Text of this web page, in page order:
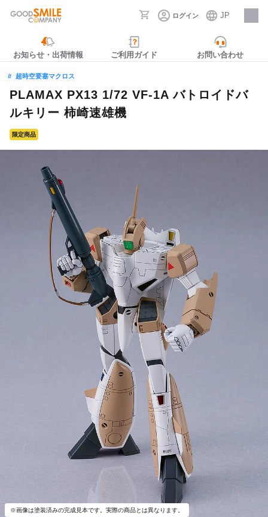
ログイン JP
採用情報
お知らせ・出荷情報 ご利用ガイド お問い合わせ
超時空要塞マクロス
PLAMAX PX13 1/72 VF-1A バトロイドバ
ルキリー 柿崎速雄機
限定商品
※画像は塗装済みの完成見本です。実際の商品とは異なります。